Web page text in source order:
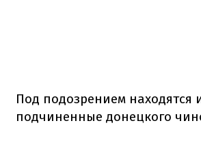
Под подозрением находятся
подчиненные донецкого